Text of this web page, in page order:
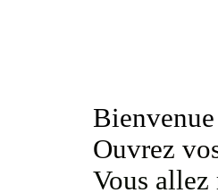
Bienvenue
Ouvrez
Vous